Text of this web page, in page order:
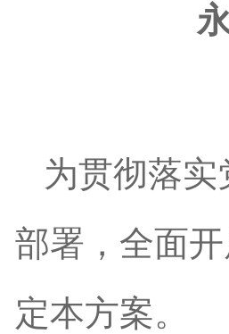
为贯彻落
部署，全面
定本方案。